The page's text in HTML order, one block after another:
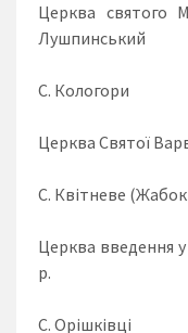
Церква святого
Лушпинський
С. Кологори
Церква Святої
С. Квітневе
Церква введення
р.
С. Орішківці